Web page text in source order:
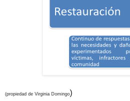
(propiedad de Virginia Domingo)